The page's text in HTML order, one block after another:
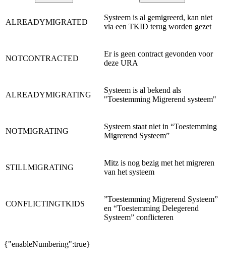
ALREADYMIGRATED
Systeem is al gemigreerd, kan niet
via een TKID terug worden gezet
NOTCONTRACTED
Er is geen contract gevonden voor
deze URA
ALREADYMIGRATING
Systeem is al bekend als
"Toestemming Migrerend systeem"
NOTMIGRATING
Systeem staat niet in “Toestemming
Migrerend Systeem”
STILLMIGRATING
Mitz is nog bezig met het migreren
van het systeem
CONFLICTINGTKIDS
”Toestemming Migrerend Systeem”
en “Toestemming Delegerend
Systeem” conflicteren
{"enableNumbering":true}